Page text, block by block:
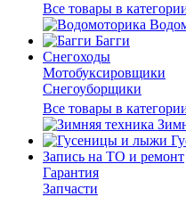
Все товары в
Багги
Снегоходы
Мотобуксировщики
Снегоуборщики
Все товары в
Запись на ТО и ремонт
Гарантия
Запчасти